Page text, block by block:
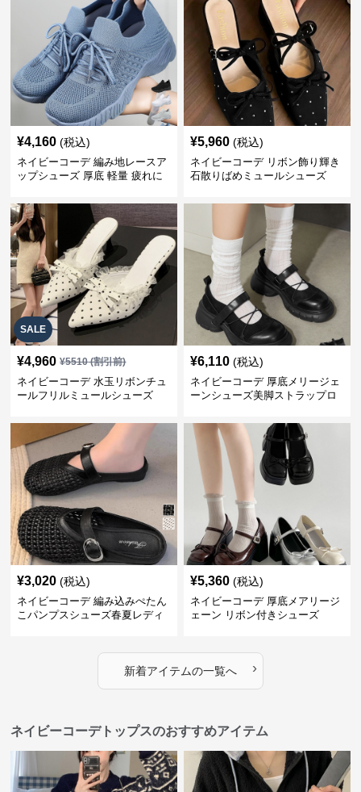
¥4,160 (税込)
ネイビーコーデ 編み地レースア
ップシューズ 厚底 軽量 疲れに
¥5,960 (税込)
ネイビーコーデ リボン飾り輝き
石散りばめミュールシューズ
SALE
¥4,960 ¥5510(割引前)
ネイビーコーデ 水玉リボンチュ
ールフリルミュールシューズ
¥6,110 (税込)
ネイビーコーデ 厚底メリージェ
ーンシューズ美脚ストラップロ
¥3,020 (税込)
ネイビーコーデ 編み込みぺたん
こパンプスシューズ春夏レディ
¥5,360 (税込)
ネイビーコーデ 厚底メアリージ
ェーン リボン付きシューズ
新着アイテムの一覧へ ›
ネイビーコーデトップスのおすすめアイテム